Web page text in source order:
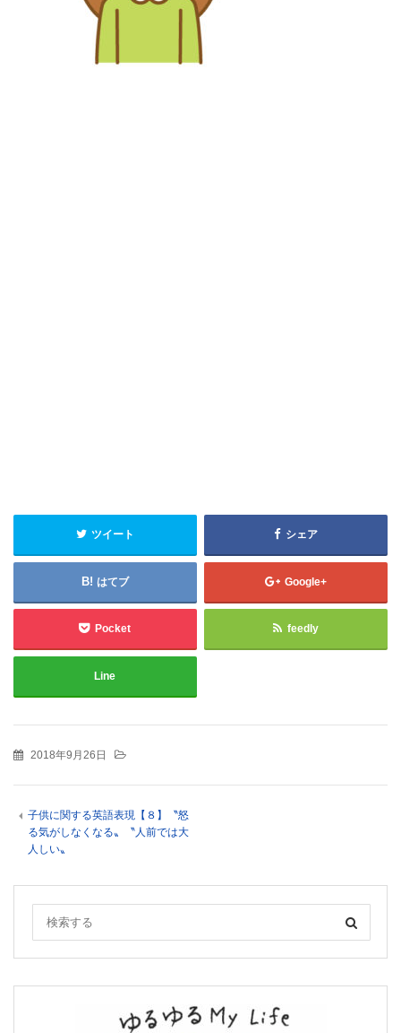
ツイート シェア
はてブ Google+
Pocket feedly
Line
2018年9月26日
子供に関する英語表現【８】〝怒
る気がしなくなる〟〝人前では大
人しい〟